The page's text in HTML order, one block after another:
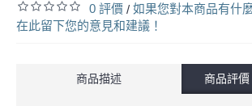
0 評價 / 如果您對本商品有什
在此留下您的意見和建議！
商品描述 商品評